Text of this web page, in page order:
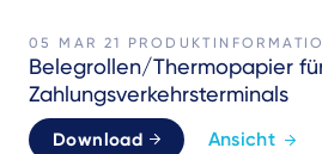
05 MAR 21
Belegrollen/Thermopapier
Zahlungsverkehrsterminals
Download Ansicht